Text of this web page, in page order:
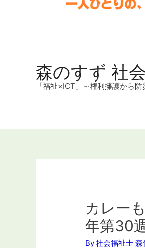
森のすず 社
「福祉×ICT」～権利擁護から
カレー
年第30
By社会福祉士 森